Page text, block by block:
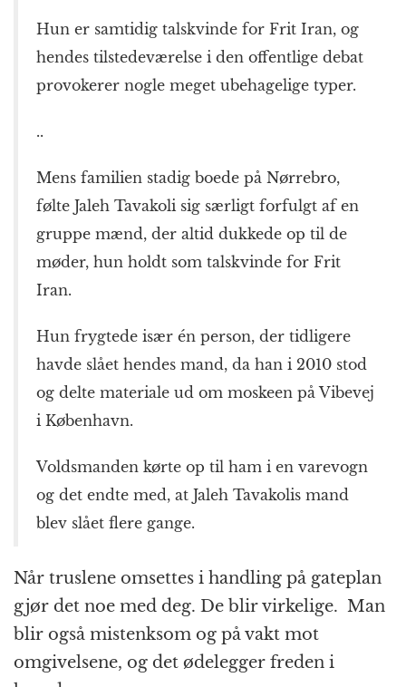
Hun er samtidig talskvinde for Frit Iran, og
hendes tilstedeværelse i den offentlige debat
provokerer nogle meget ubehagelige typer.
..
Mens familien stadig boede på Nørrebro,
følte Jaleh Tavakoli sig særligt forfulgt af en
gruppe mænd, der altid dukkede op til de
møder, hun holdt som talskvinde for Frit
Iran.
Hun frygtede især én person, der tidligere
havde slået hendes mand, da han i 2010 stod
og delte materiale ud om moskeen på Vibevej
i København.
Voldsmanden kørte op til ham i en varevogn
og det endte med, at Jaleh Tavakolis mand
blev slået flere gange.
Når truslene omsettes i handling på gateplan
gjør det noe med deg. De blir virkelige. Man
blir også mistenksom og på vakt mot
omgivelsene, og det ødelegger freden i